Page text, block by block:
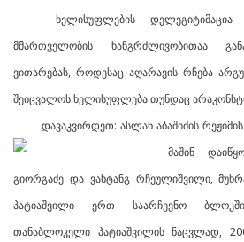
ხელისუფლების დელეგიტიმაცია
მმართველობის ხანგრძლივობითაა
ვითარებას, როდესაც აღარავის რჩება
შეიცვალოს ხელისუფლება თუნდაც
დავაკვირდეთ: ასლან აბაშიძის
მაშინ
გიორგაძე და ვახტანგ რჩეულიშვილი,
პატიაშვილი ერთ საარჩევნო
თანაბლოკელი პატიაშვილის ნაცვლად,